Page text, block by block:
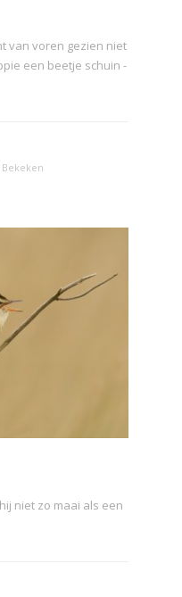
van voren gezien niet
een beetje schuin -
Bekeken
niet zo maai als een